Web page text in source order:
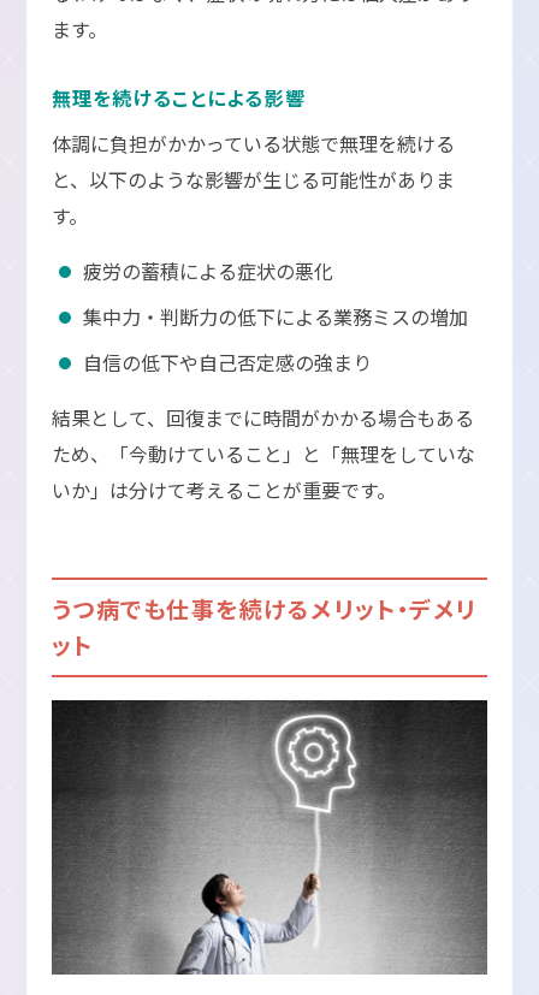
ます。
無理を続けることによる影響
体調に負担がかかっている状態で無理を続ける
と、以下のような影響が生じる可能性がありま
す。
疲労の蓄積による症状の悪化
集中力・判断力の低下による業務ミスの増加
自信の低下や自己否定感の強まり
結果として、回復までに時間がかかる場合もある
ため、「今動けていること」と「無理をしていな
いか」は分けて考えることが重要です。
うつ病でも仕事を続けるメリット・デメリ
ット